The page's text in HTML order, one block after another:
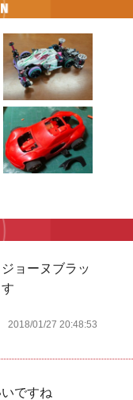
ョーヌブラッ
2018/01/27 20:48:53
ですね